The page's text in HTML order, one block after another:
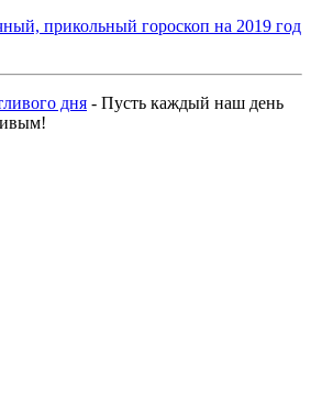
прикольный гороскоп на 2019 год
дня - Пусть каждый наш день